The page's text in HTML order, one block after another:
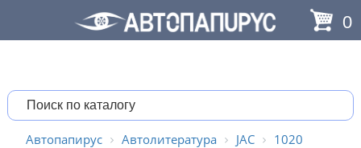
0
Автопапирус Автолитература JAC 1020